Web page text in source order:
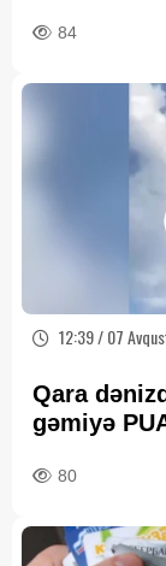
84
12:39 / 07
Qara
gəmiyə
80